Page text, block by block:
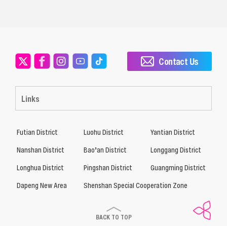
Links
Contact Us
Futian District Luohu District
Yantian District
Nanshan District
Bao’an District
Longgang District
Longhua District
Pingshan District
Guangming District
Dapeng New Area
Shenshan Special Cooperation Zone
BACK TO TOP